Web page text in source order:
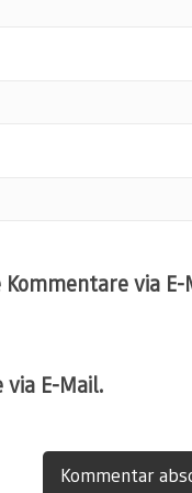
via E-
E-Mail.